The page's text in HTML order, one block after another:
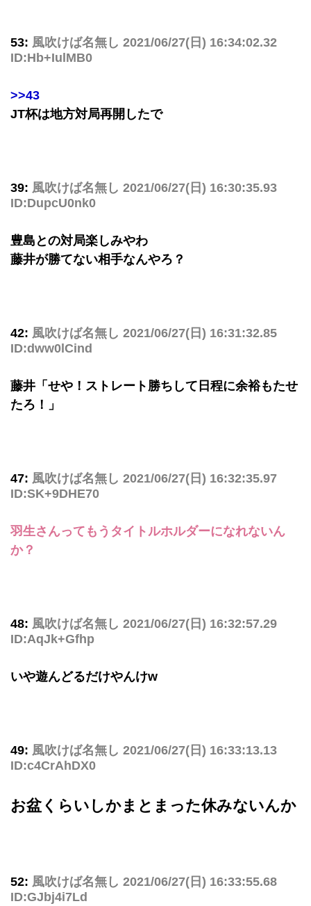
53: 風吹けば名無し 2021/06/27(日) 16:34:02.32
ID:Hb+IulMB0
>>43
JT杯は地方対局再開したで
39: 風吹けば名無し 2021/06/27(日) 16:30:35.93
ID:DupcU0nk0
豊島との対局楽しみやわ
藤井が勝てない相手なんやろ？
42: 風吹けば名無し 2021/06/27(日) 16:31:32.85
ID:dww0lCind
藤井「せや！ストレート勝ちして日程に余裕もたせ
たろ！」
47: 風吹けば名無し 2021/06/27(日) 16:32:35.97
ID:SK+9DHE70
羽生さんってもうタイトルホルダーになれないん
か？
48: 風吹けば名無し 2021/06/27(日) 16:32:57.29
ID:AqJk+Gfhp
いや遊んどるだけやんけw
49: 風吹けば名無し 2021/06/27(日) 16:33:13.13
ID:c4CrAhDX0
お盆くらいしかまとまった休みないんか
52: 風吹けば名無し 2021/06/27(日) 16:33:55.68
ID:GJbj4i7Ld